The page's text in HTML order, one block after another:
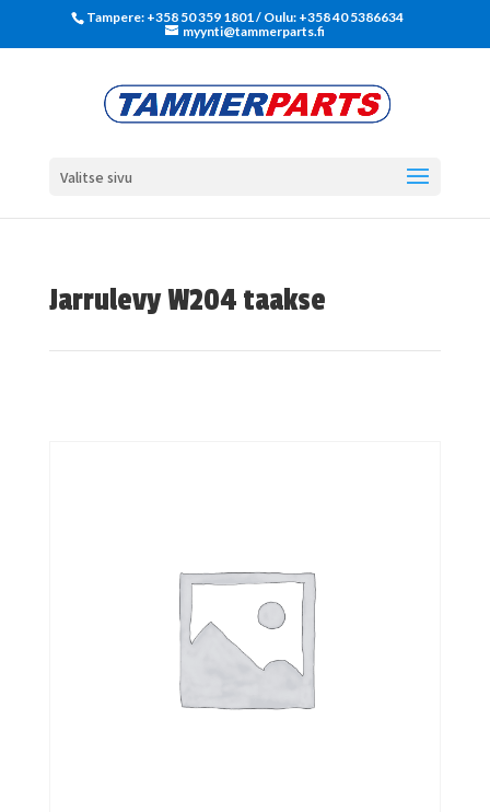
Tampere: +358 50 359 1801‬ / Oulu: +358 40 5386634
myynti@tammerparts.fi
Valitse sivu
Jarrulevy W204 taakse